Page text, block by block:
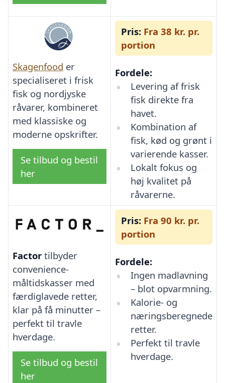
Skagenfood er
specialiseret i frisk
fisk og nordjyske
råvarer, kombineret
med klassiske og
moderne opskrifter.
Se tilbud og bestil
her
Pris: Fra 38 kr. pr.
portion
Fordele:
Levering af frisk
fisk direkte fra
havet.
Kombination af
fisk, kød og grønt i
varierende kasser.
Lokalt fokus og
høj kvalitet på
råvarerne.
Factor tilbyder
convenience-
måltidskasser med
færdiglavede retter,
klar på få minutter –
perfekt til travle
hverdage.
Se tilbud og bestil
her
Pris: Fra 90 kr. pr.
portion
Fordele:
Ingen madlavning
– blot opvarmning.
Kalorie- og
næringsberegnede
retter.
Perfekt til travle
hverdage.